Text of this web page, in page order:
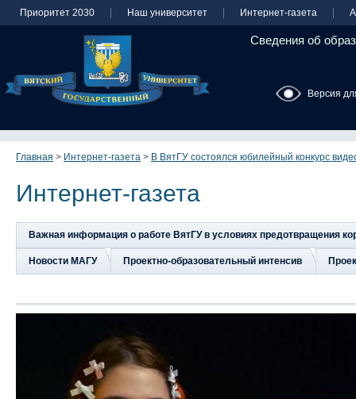
Приоритет 2030 Наш университет Интернет-газета
Сведения об
Версия
Главная > Интернет-газета > В ВятГУ состоялся юбилейный конкурс
Интернет-газета
Важная информация о работе ВятГУ в условиях предотвращения
Новости МАГУ Проектно-образовательный интенсив